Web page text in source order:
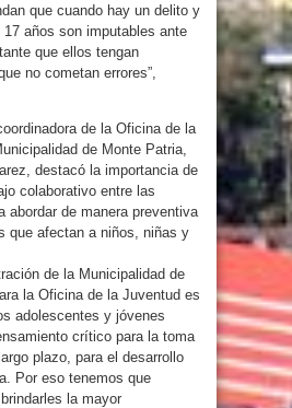
que cuando hay un delito y
años son imputables ante
que ellos tengan
no cometan errores”,
de la Oficina de la
de Monte Patria,
destacó la importancia de
colaborativo entre las
abordar de manera preventiva
que afectan a niños, niñas y
de la Municipalidad de
la Oficina de la Juventud es
adolescentes y jóvenes
crítico para la toma
plazo, para el desarrollo
Por eso tenemos que
la mayor